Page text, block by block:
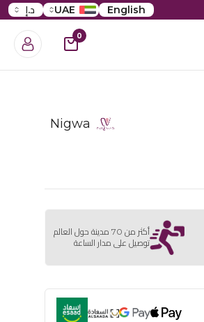
English
UAE د.إ
0
Nigwa
أكثر من 70 مدينة حول العالم
توصيل على مدار الساعة